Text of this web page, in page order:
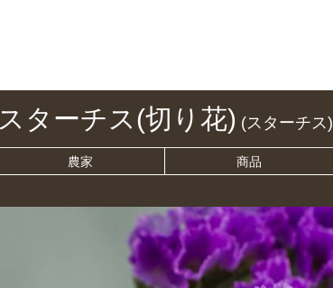
スターチス(切り花) (スターチス)
農家 商品